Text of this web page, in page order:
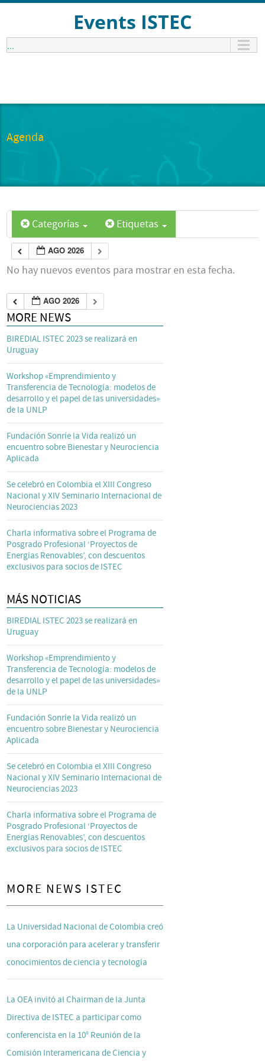
Events ISTEC
...
Agenda
Categorías Etiquetas
AGO 2026
No hay nuevos eventos para mostrar en esta fecha.
AGO 2026
MORE NEWS
BIREDIAL ISTEC 2023 se realizará en
Uruguay
Workshop «Emprendimiento y
Transferencia de Tecnología: modelos de
desarrollo y el papel de las universidades»
de la UNLP
Fundación Sonríe la Vida realizó un
encuentro sobre Bienestar y Neurociencia
Aplicada
Se celebró en Colombia el XIII Congreso
Nacional y XIV Seminario Internacional de
Neurociencias 2023
Charla informativa sobre el Programa de
Posgrado Profesional ‘Proyectos de
Energías Renovables’, con descuentos
exclusivos para socios de ISTEC
MÁS NOTICIAS
BIREDIAL ISTEC 2023 se realizará en
Uruguay
Workshop «Emprendimiento y
Transferencia de Tecnología: modelos de
desarrollo y el papel de las universidades»
de la UNLP
Fundación Sonríe la Vida realizó un
encuentro sobre Bienestar y Neurociencia
Aplicada
Se celebró en Colombia el XIII Congreso
Nacional y XIV Seminario Internacional de
Neurociencias 2023
Charla informativa sobre el Programa de
Posgrado Profesional ‘Proyectos de
Energías Renovables’, con descuentos
exclusivos para socios de ISTEC
MORE NEWS ISTEC
La Universidad Nacional de Colombia creó
una corporación para acelerar y transferir
conocimientos de ciencia y tecnología
La OEA invitó al Chairman de la Junta
Directiva de ISTEC a participar como
conferencista en la 10° Reunión de la
Comisión Interamericana de Ciencia y